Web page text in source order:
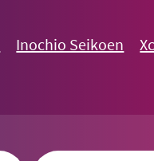
Inochio Seikoen